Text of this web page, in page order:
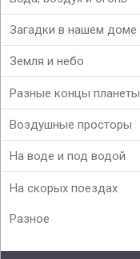
Загадки в нашем доме
Земля и небо
Разные концы планеты
Воздушные просторы
На воде и под водой
На скорых поездах
Разное